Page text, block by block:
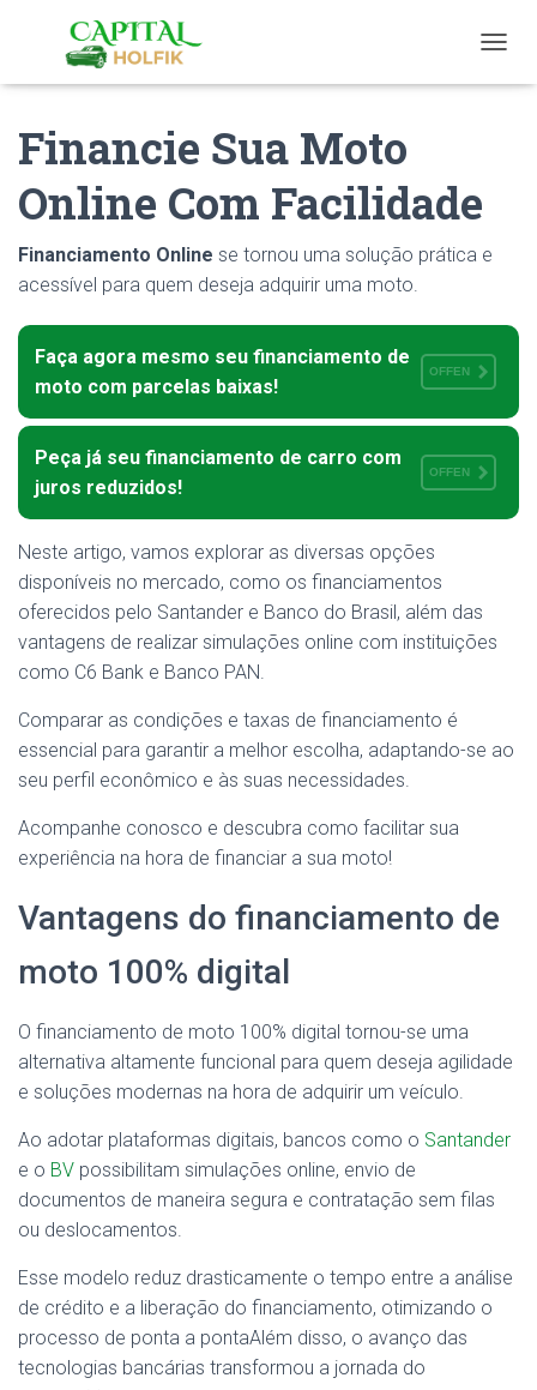
O
I
Financie Sua Moto
Online Com Facilidade
Financiamento Online se tornou uma solução prática e
acessível para quem deseja adquirir uma moto.
Faça agora mesmo seu financiamento de
moto com parcelas baixas!
OFFEN
Peça já seu financiamento de carro com
juros reduzidos!
OFFEN
Neste artigo, vamos explorar as diversas opções
disponíveis no mercado, como os financiamentos
oferecidos pelo Santander e Banco do Brasil, além das
vantagens de realizar simulações online com instituições
como C6 Bank e Banco PAN.
Comparar as condições e taxas de financiamento é
essencial para garantir a melhor escolha, adaptando-se ao
seu perfil econômico e às suas necessidades.
Acompanhe conosco e descubra como facilitar sua
experiência na hora de financiar a sua moto!
Vantagens do financiamento de
moto 100% digital
O financiamento de moto 100% digital tornou-se uma
alternativa altamente funcional para quem deseja agilidade
e soluções modernas na hora de adquirir um veículo.
Ao adotar plataformas digitais, bancos como o Santander
e o BV possibilitam simulações online, envio de
documentos de maneira segura e contratação sem filas
ou deslocamentos.
Esse modelo reduz drasticamente o tempo entre a análise
de crédito e a liberação do financiamento, otimizando o
processo de ponta a pontaAlém disso, o avanço das
tecnologias bancárias transformou a jornada do